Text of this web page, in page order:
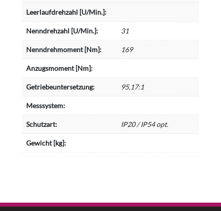
Leerlaufdrehzahl [U/Min.]:
Nenndrehzahl [U/Min.]: 31
Nenndrehmoment [Nm]: 169
Anzugsmoment [Nm]:
Getriebeuntersetzung: 95,17:1
Messsystem:
Schutzart: IP20 / IP54 opt.
Gewicht [kg]: